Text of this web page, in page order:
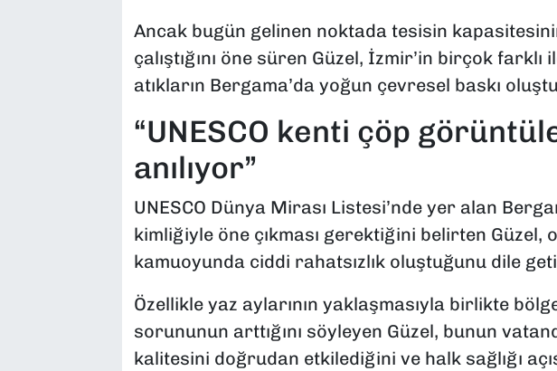
Ancak bugün gelinen noktada tesisin
çalıştığını öne süren Güzel, İzmir’in birçok farklı
atıkların Bergama’da yoğun çevresel baskı
“UNESCO kenti çöp
anılıyor”
UNESCO Dünya Mirası Listesi’nde yer alan
kimliğiyle öne çıkması gerektiğini belirten Güzel,
kamuoyunda ciddi rahatsızlık oluştuğunu dile
Özellikle yaz aylarının yaklaşmasıyla birlikte
sorununun arttığını söyleyen Güzel, bunun
kalitesini doğrudan etkilediğini ve halk sağlığı